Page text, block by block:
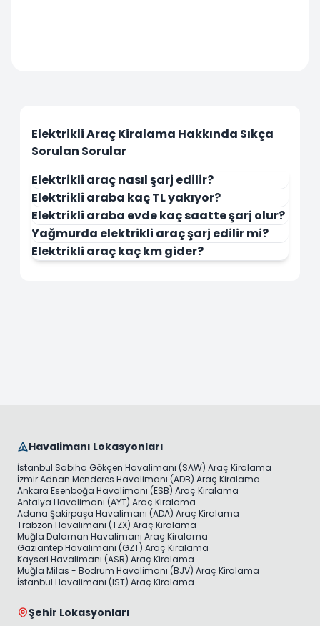
Elektrikli Araç Kiralama Hakkında Sıkça
Sorulan Sorular
Elektrikli araç nasıl şarj edilir?
Elektrikli araba kaç TL yakıyor?
Elektrikli araba evde kaç saatte şarj olur?
Yağmurda elektrikli araç şarj edilir mi?
Elektrikli araç kaç km gider?
Havalimanı Lokasyonları
İstanbul Sabiha Gökçen Havalimanı (SAW) Araç Kiralama
İzmir Adnan Menderes Havalimanı (ADB) Araç Kiralama
Ankara Esenboğa Havalimanı (ESB) Araç Kiralama
Antalya Havalimanı (AYT) Araç Kiralama
Adana Şakirpaşa Havalimanı (ADA) Araç Kiralama
Trabzon Havalimanı (TZX) Araç Kiralama
Muğla Dalaman Havalimanı Araç Kiralama
Gaziantep Havalimanı (GZT) Araç Kiralama
Kayseri Havalimanı (ASR) Araç Kiralama
Muğla Milas - Bodrum Havalimanı (BJV) Araç Kiralama
İstanbul Havalimanı (IST) Araç Kiralama
Şehir Lokasyonları